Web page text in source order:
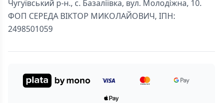
Чугуївський р-н., с. Базаліївка, вул. Молодіжна, 10.
ФОП СЕРЕДА ВІКТОР МИКОЛАЙОВИЧ, ІПН:
2498501059